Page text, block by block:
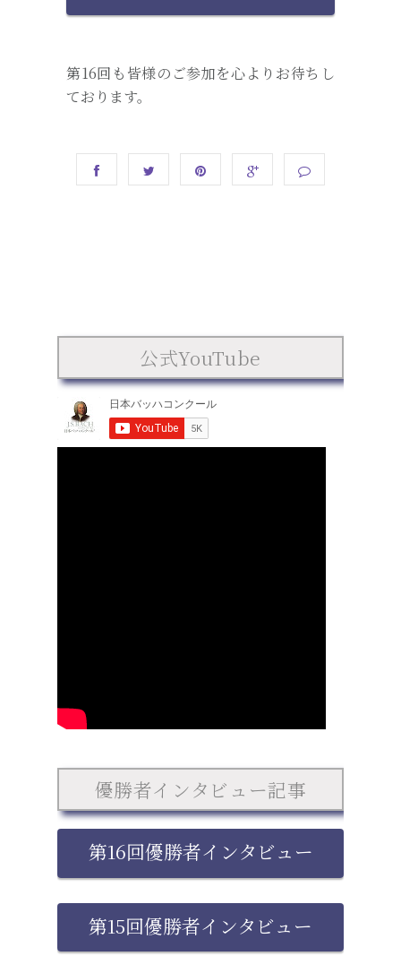
第16回も皆様のご参加を心よりお待ちし
ております。
公式YouTube
優勝者インタビュー記事
第16回優勝者インタビュー
第15回優勝者インタビュー